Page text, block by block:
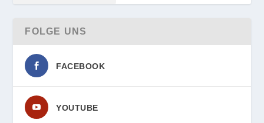
FOLGE UNS
FACEBOOK
YOUTUBE